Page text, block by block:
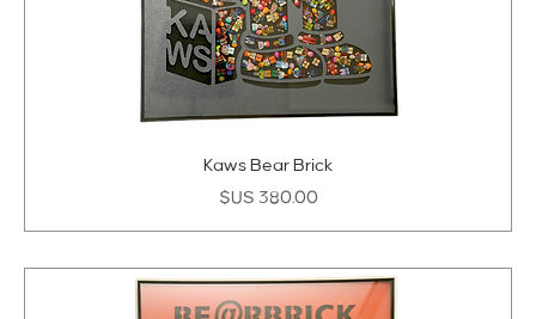
Kaws Bear Brick
السعر‏380.00 US$